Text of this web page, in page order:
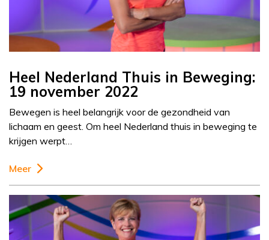
Heel Nederland Thuis in Beweging:
19 november 2022
Bewegen is heel belangrijk voor de gezondheid van
lichaam en geest. Om heel Nederland thuis in beweging te
krijgen werpt…
Meer